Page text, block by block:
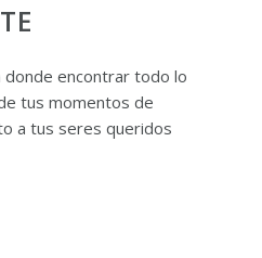
donde encontrar todo lo
tus momentos de
a tus seres queridos